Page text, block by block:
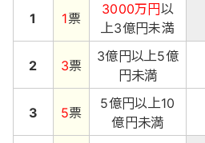
1 1票
3000万円以
上3億円未満
2 3票
3億円以上5億
円未満
3 5票
5億円以上10
億円未満